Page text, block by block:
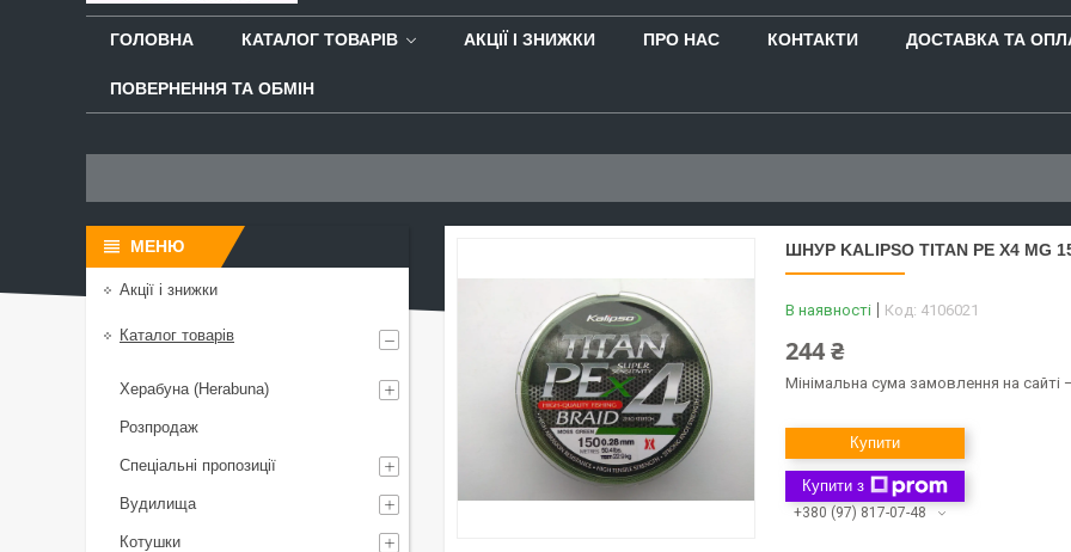
ГОЛОВНА КАТАЛОГ ТОВАРІВ АКЦІЇ І ЗНИЖКИ ПРО НАС КОНТАКТИ ДОСТАВКА ТА
ПОВЕРНЕННЯ ТА ОБМІН
ШНУР KALIPSO TITAN PE X4 MG
В наявності Код: 4106021
244 ₴
Мінімальна сума замовлення на сайті
Купити
Купити з
+380 (97) 817-07-48
Акції і знижки
Каталог товарів
Херабуна (Herabuna)
Розпродаж
Спеціальні пропозиції
Вудилища
Котушки